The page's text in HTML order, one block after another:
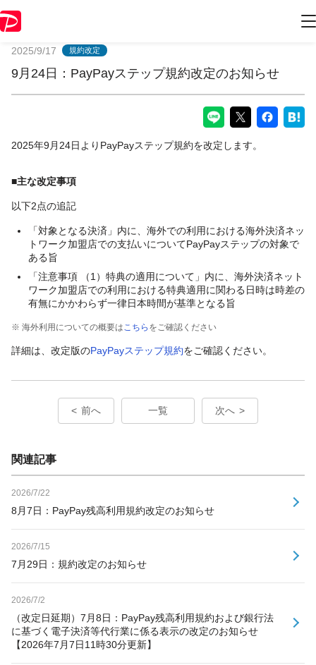
2025/9/17 規約改定
9月24日：PayPayステップ規約改定のお知らせ
2025年9月24日よりPayPayステップ規約を改定します。
■主な改定事項
以下2点の追記
「対象となる決済」内に、海外での利用における海外決済ネッ
トワーク加盟店での支払いについてPayPayステップの対象で
ある旨
「注意事項 （1）特典の適用について」内に、海外決済ネット
ワーク加盟店での利用における特典適用に関わる日時は時差の
有無にかかわらず一律日本時間が基準となる旨
※ 海外利用についての概要は こちら をご確認ください
詳細は、改定版のPayPayステップ規約をご確認ください。
前へ 一覧 次へ
関連記事
2026/7/22
8月7日：PayPay残高利用規約改定のお知らせ
2026/7/15
7月29日：規約改定のお知らせ
2026/7/2
（改定日延期）7月8日：PayPay残高利用規約および銀行法
に基づく電子決済等代行業に係る表示の改定のお知らせ
【2026年7月7日11時30分更新】